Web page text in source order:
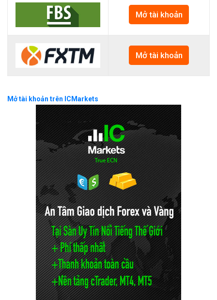
Mở tài khoản
Mở tài khoản
Mở tài khoản trên ICMarkets